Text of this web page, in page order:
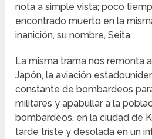
nota a simple vista; poco
encontrado muerto en la
inanición, su nombre, Seita.
La misma trama nos remonta
Japón, la aviación
constante de bombardeos
militares y apabullar a la
bombardeos, en la ciudad de
tarde triste y desolada en un